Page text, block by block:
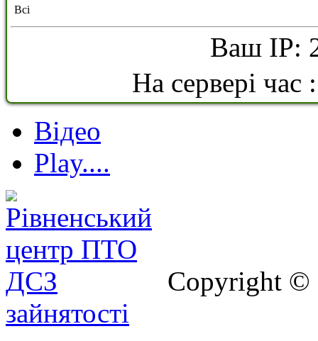
Всі
Ваш IP:
На сервері
Відео
Play....
Copyright
зайнятості